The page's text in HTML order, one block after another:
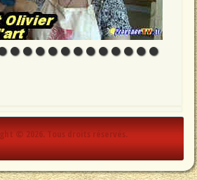
© 2026. Tous droits réservés.